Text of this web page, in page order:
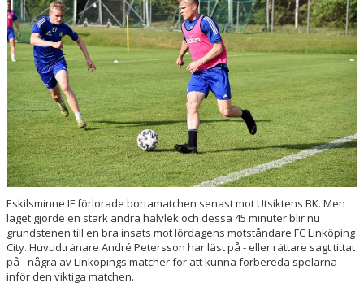
ETTAN SÖDRA
Eskilsminne IF förlorade bortamatchen senast mot Utsiktens BK. Men
laget gjorde en stark andra halvlek och dessa 45 minuter blir nu
grundstenen till en bra insats mot lördagens motståndare FC Linköping
City. Huvudtränare André Petersson har läst på - eller rättare sagt tittat
på - några av Linköpings matcher för att kunna förbereda spelarna
inför den viktiga matchen.